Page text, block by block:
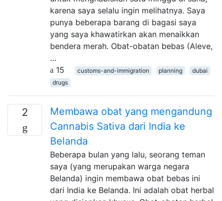
karena saya selalu ingin melihatnya. Saya
punya beberapa barang di bagasi saya
yang saya khawatirkan akan menaikkan
bendera merah. Obat-obatan bebas (Aleve,
…
15
customs-and-immigration planning
dubai
drugs
2
Membawa obat yang mengandung
Cannabis Sativa dari India ke
Belanda
Beberapa bulan yang lalu, seorang teman
saya (yang merupakan warga negara
Belanda) ingin membawa obat bebas ini
dari India ke Belanda. Ini adalah obat herbal